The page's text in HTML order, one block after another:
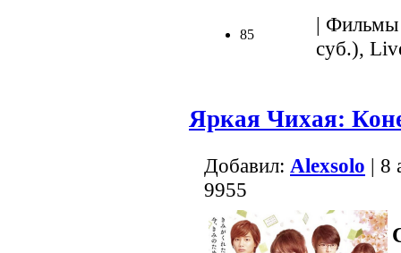
85
| Фильмы
суб.),
Яркая Чихая:
Добавил: Alexsolo | 8
9955